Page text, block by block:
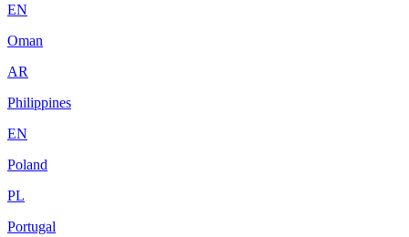
EN
Oman
AR
Philippines
EN
Poland
PL
Portugal